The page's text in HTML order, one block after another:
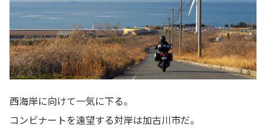
西海岸に向けて一気に下る。
コンビナートを遠望する対岸は加古川市だ。